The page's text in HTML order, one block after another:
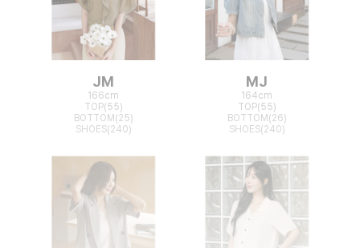
JM
166cm
TOP(55)
BOTTOM(25)
SHOES(240)
MJ
164cm
TOP(55)
BOTTOM(26)
SHOES(240)